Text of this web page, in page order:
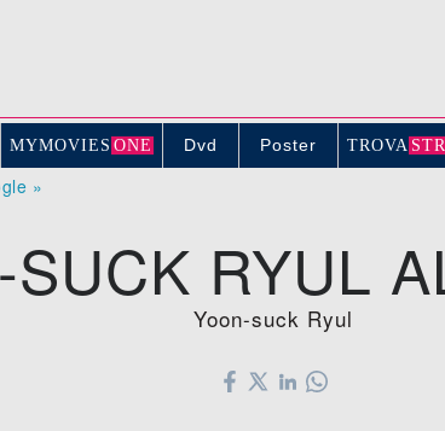
MYMOVIE S ONE Dvd Poster TROVA
»
SUCK RYUL
Yoon-suck Ryul